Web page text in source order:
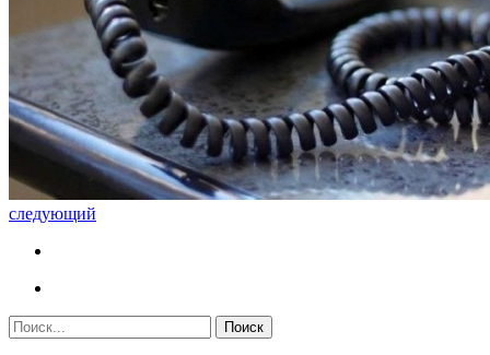
следующий